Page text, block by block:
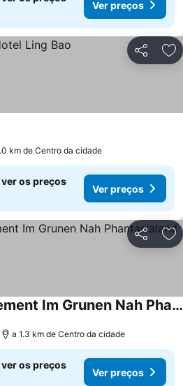
Ver preços
Partilhar
km de Centro da cidade
os preços
Ver preços
Partilhar
Top Studio Appartement Im Grunen Nah Phantasialand
a 1.3 km de Centro da cidade
os preços
Ver preços